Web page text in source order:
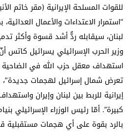
للقوات المسلحة الإيرانية (مقر خاتم
“استمرار الاعتداءات والأعمال
لبنان، سيقابله ردٌّ أشد قسوة وأكثر
وزير الحرب الإسرائيلي يسرائيل كاتس
استهداف معقل حزب الله في الضاحية
تعرض شمال إسرائيل لهجمات جديدة”،
إيرانية للربط بين لبنان وإيران
كبيرة”. أمّا رئيس الوزراء الإسرائيلي
بالرد بقوة على أي هجمات مستقبلية